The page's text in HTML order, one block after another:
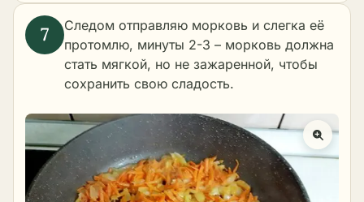
Следом отправляю морковь и слегка её
протомлю, минуты 2-3 – морковь должна
стать мягкой, но не зажаренной, чтобы
сохранить свою сладость.